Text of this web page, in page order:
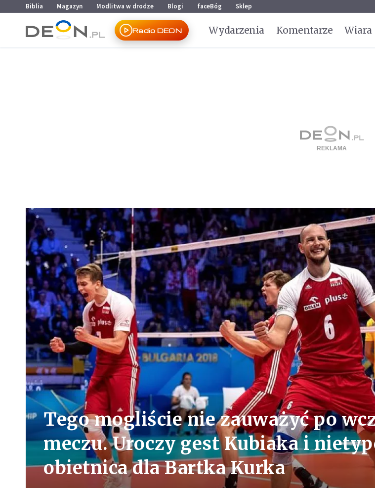
Przejdź do menu głównego
Przejdź do treści
Biblia Magazyn Modlitwa w drodze Blogi faceBóg Sklep
Radio DEON Wydarzenia Komentarze Wiara
Tego mogliście nie zauważyć po
meczu. Uroczy gest Kubiaka i
obietnica dla Bartka Kurka